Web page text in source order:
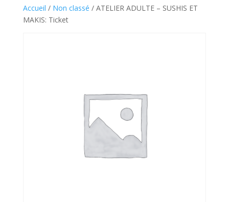
Accueil / Non classé / ATELIER ADULTE – SUSHIS ET
MAKIS: Ticket